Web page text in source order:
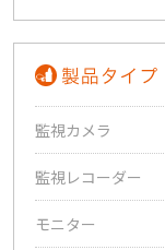
監視カメラ
監視レコーダー
モニター